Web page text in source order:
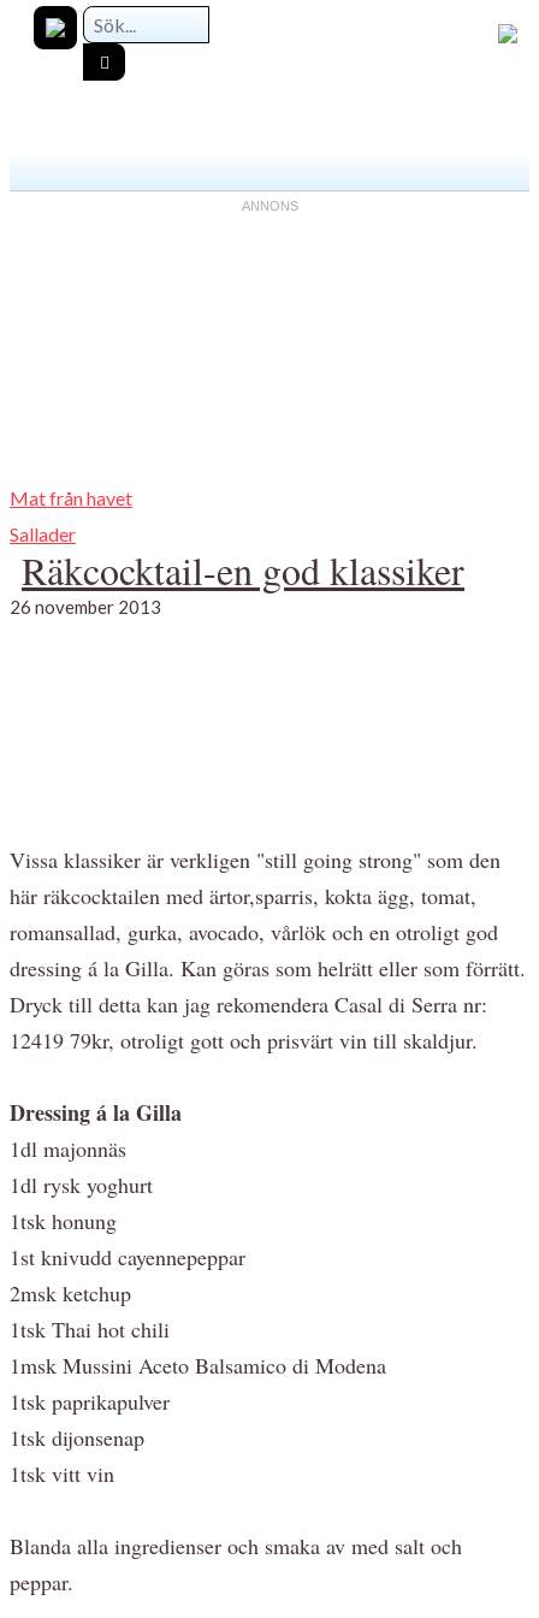
Mat från havet
Sallader
Räkcocktail-en god klassiker
26 november 2013
Vissa klassiker är verkligen "still going strong" som den
här räkcocktailen med ärtor,sparris, kokta ägg, tomat,
romansallad, gurka, avocado, vårlök och en otroligt god
dressing á la Gilla. Kan göras som helrätt eller som förrätt.
Dryck till detta kan jag rekomendera Casal di Serra nr:
12419 79kr, otroligt gott och prisvärt vin till skaldjur.
Dressing á la Gilla
1dl majonnäs
1dl rysk yoghurt
1tsk honung
1st knivudd cayennepeppar
2msk ketchup
1tsk Thai hot chili
1msk Mussini Aceto Balsamico di Modena
1tsk paprikapulver
1tsk dijonsenap
1tsk vitt vin
Blanda alla ingredienser och smaka av med salt och
peppar.